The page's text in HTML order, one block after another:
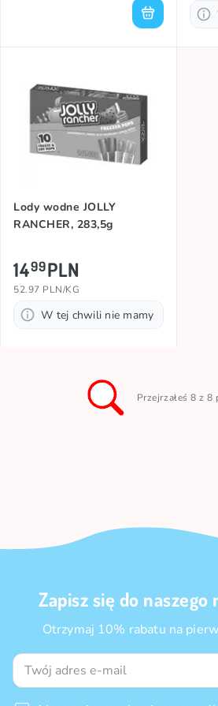
Lody wodne JOLLY
RANCHER, 283,5g
1499PLN
52.97 PLN/KG
W tej chwili nie mamy
Przejrzałeś 8 z
Zapisz się do
Otrzymaj 10% rabatu na